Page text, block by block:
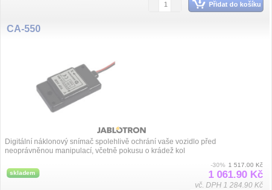
Přidat do košíku
CA-550
Digitální náklonový snímač spolehlivě ochrání vaše vozidlo před
neoprávněnou manipulací, včetně pokusu o krádež kol
skladem
-30% 1 517.00 Kč
1 061.90 Kč
vč. DPH 1 284.90 Kč